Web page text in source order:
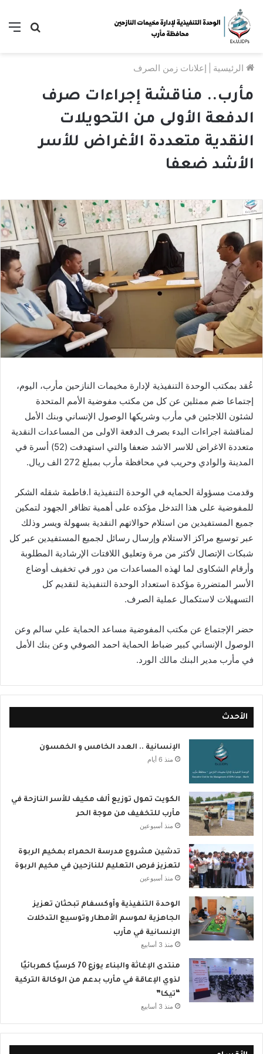
بحث
الرئيسية إعلانات زمن الصرف
مأرب.. مناقشة إجراءات صرف
الدفعة الأولى من التحويلات
النقدية متعددة الأغراض للأسر
الأشد ضعفا
عُقد بمكتب الوحدة التنفيذية لإدارة مخيمات النازحين مأرب، اليوم،
إجتماعا ضم ممثلين عن كل من مكتب مفوضية الأمم المتحدة
لشئون اللاجئين في مأرب وشريكها الوصول الإنساني وبنك الأمل
لمناقشة اجراءات البدء بصرف الدفعة الاولى من المساعدات النقدية
متعددة الاغراض للاسر الاشد ضعفا والتي استهدفت (52) أسرة في
المدينة والوادي وحريب في محافظة مأرب بمبلغ 272 الف ريال.
وقدمت مسؤولة الحمايه في الوحدة التنفيذية ا.فاطمة شقله الشكر
للمفوضية على هذا التدخل مؤكده على أهمية تظافر الجهود لتمكين
جميع المستفيدين من استلام حوالاتهم النقدية بسهولة ويسر وذلك
عبر توسيع مراكز الاستلام وإرسال رسائل لجميع المستفيدين عبر كل
شبكات الإتصال لأكثر من مرة وتعليق اللافتات الإرشادية المطلوبة
وأرقام الشكاوى لما لهذه المساعدات من دور في تخفيف أوضاع
الأسر المتضررة مؤكدة استعداد الوحدة التنفيذية لتقديم كل
التسهيلات لاستكمال عملية الصرف.
حضر الإجتماع عن مكتب المفوضية مساعد الحماية علي سالم وعن
الوصول الإنساني كبير ضباط الحماية احمد الصوفي وعن بنك الأمل
في مأرب مدير البنك مالك الورد.
الأحدث
الإنسانية .. العدد الخامس و الخمسون
منذ 6 أيام
الكويت تمول توزيع ألف مكيف للأسر النازحة في
مأرب للتخفيف من موجة الحر
منذ أسبوعين
تدشين مشروع مدرسة الحمراء بمخيم الربوة
لتعزيز فرص التعليم للنازحين في مخيم الربوة
منذ أسبوعين
الوحدة التنفيذية وأوكسفام تبحثان تعزيز
الجاهزية لموسم الأمطار وتوسيع التدخلات
الإنسانية في مأرب
منذ 3 أسابيع
منتدى الإغاثة والبناء يوزع 70 كرسيًا كهربائيًا
لذوي الإعاقة في مأرب بدعم من الوكالة التركية
“تيكا”
منذ 3 أسابيع